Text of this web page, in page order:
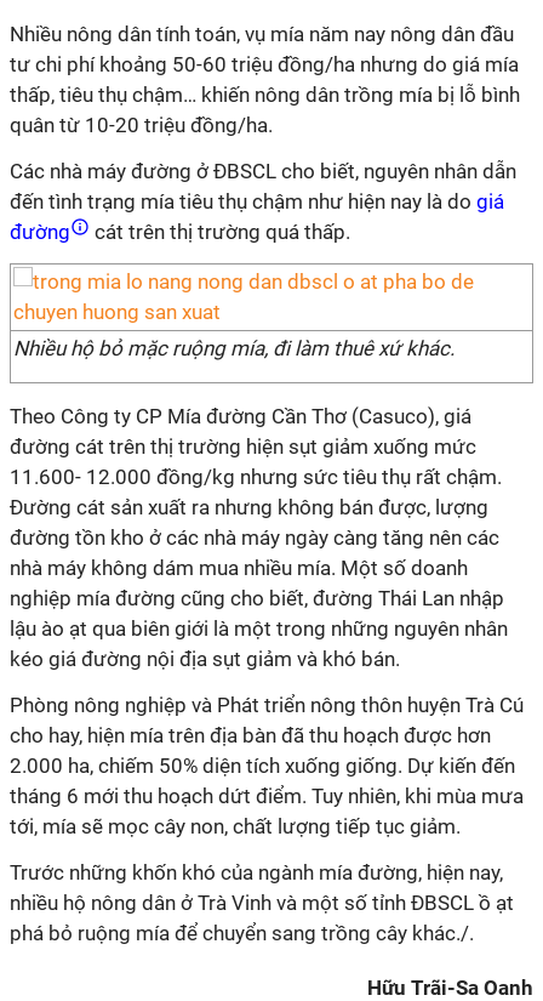
Nhiều nông dân tính toán, vụ mía năm nay nông dân đầu
tư chi phí khoảng 50-60 triệu đồng/ha nhưng do giá mía
thấp, tiêu thụ chậm… khiến nông dân trồng mía bị lỗ bình
quân từ 10-20 triệu đồng/ha.
Các nhà máy đường ở ĐBSCL cho biết, nguyên nhân dẫn
đến tình trạng mía tiêu thụ chậm như hiện nay là do giá
đường
cát trên thị trường quá thấp.
Nhiều hộ bỏ mặc ruộng mía, đi làm thuê xứ khác.
Theo Công ty CP Mía đường Cần Thơ (Casuco), giá
đường cát trên thị trường hiện sụt giảm xuống mức
11.600- 12.000 đồng/kg nhưng sức tiêu thụ rất chậm.
Đường cát sản xuất ra nhưng không bán được, lượng
đường tồn kho ở các nhà máy ngày càng tăng nên các
nhà máy không dám mua nhiều mía. Một số doanh
nghiệp mía đường cũng cho biết, đường Thái Lan nhập
lậu ào ạt qua biên giới là một trong những nguyên nhân
kéo giá đường nội địa sụt giảm và khó bán.
Phòng nông nghiệp và Phát triển nông thôn huyện Trà Cú
cho hay, hiện mía trên địa bàn đã thu hoạch được hơn
2.000 ha, chiếm 50% diện tích xuống giống. Dự kiến đến
tháng 6 mới thu hoạch dứt điểm. Tuy nhiên, khi mùa mưa
tới, mía sẽ mọc cây non, chất lượng tiếp tục giảm.
Trước những khốn khó của ngành mía đường, hiện nay,
nhiều hộ nông dân ở Trà Vinh và một số tỉnh ĐBSCL ồ ạt
phá bỏ ruộng mía để chuyển sang trồng cây khác./.
Hữu Trãi-Sa Oanh